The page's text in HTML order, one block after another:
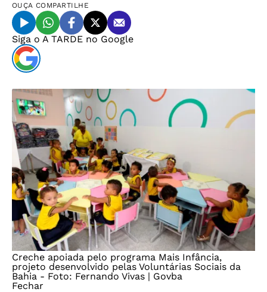
OUÇA COMPARTILHE
Siga o A TARDE no Google
Creche apoiada pelo programa Mais Infância,
projeto desenvolvido pelas Voluntárias Sociais da
Bahia - Foto: Fernando Vivas | Govba
Fechar